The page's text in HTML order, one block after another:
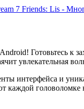
7 Friends: Lis -
Готовьтесь
увлекательная
интерфейса и